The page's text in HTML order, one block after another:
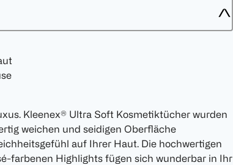
Kleenex® Ultra Soft Kosmetiktücher wurden
weichen und seidigen Oberfläche
auf Ihrer Haut. Die hochwertigen
farbenen Highlights fügen sich wunderbar in Ihr